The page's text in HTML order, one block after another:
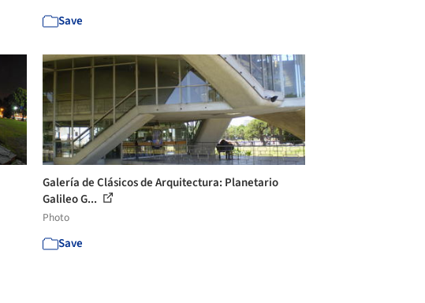
Save
Galería de Clásicos de Arquitectura: Planetario
Galileo G...
Photo
Save